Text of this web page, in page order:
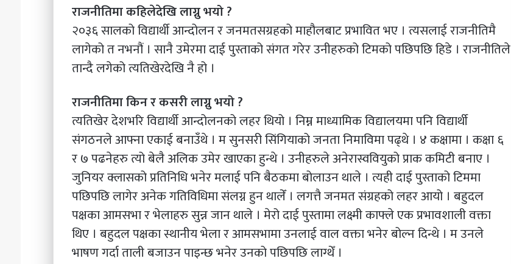
राजनीतिमा कहिलेदेखि लाग्नु भयो ?
२०३६ सालको विद्यार्थी आन्दोलन र जनमतसग्रहको माहौलबाट प्रभावित भए । त्यसलाई राजनीतिमै
लागेको त नभनौं । सानै उमेरमा दाई पुस्ताको संगत गरेर उनीहरुको टिमको पछिपछि हिडे । राजनीतिले
तान्दै लगेको त्यतिखेरदेखि नै हो ।
राजनीतिमा किन र कसरी लाग्नु भयो ?
त्यतिखेर देशभरि विद्यार्थी आन्दोलनको लहर थियो । निम्न माध्यामिक विद्यालयमा पनि विद्यार्थी
संगठनले आफ्ना एकाई बनाउँथे । म सुनसरी सिंगियाको जनता निमाविमा पढ्थे । ४ कक्षामा । कक्षा ६
र ७ पढनेहरु त्यो बेलै अलिक उमेर खाएका हुन्थे । उनीहरुले अनेरास्ववियुको प्राक कमिटी बनाए ।
जुनियर क्लासको प्रतिनिधि भनेर मलाई पनि बैठकमा बोलाउन थाले । त्यही दाई पुस्ताको टिममा
पछिपछि लागेर अनेक गतिविधिमा संलग्न हुन थालेँ । लगत्तै जनमत संग्रहको लहर आयो । बहुदल
पक्षका आमसभा र भेलाहरु सुन्न जान थाले । मेरो दाई पुस्तामा लक्ष्मी काफ्ले एक प्रभावशाली वक्ता
थिए । बहुदल पक्षका स्थानीय भेला र आमसभामा उनलाई वाल वक्ता भनेर बोल्न दिन्थे । म उनले
भाषण गर्दा ताली बजाउन पाइन्छ भनेर उनको पछिपछि लाग्थेँ ।